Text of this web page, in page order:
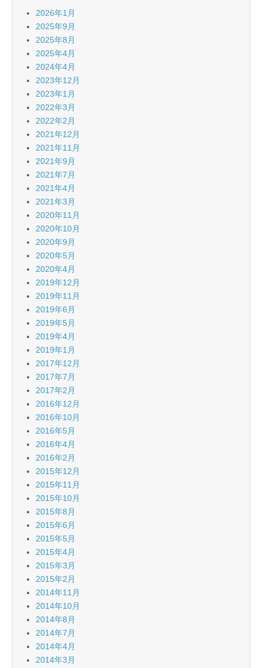
2026年1月
2025年9月
2025年8月
2025年4月
2024年4月
2023年12月
2023年1月
2022年3月
2022年2月
2021年12月
2021年11月
2021年9月
2021年7月
2021年4月
2021年3月
2020年11月
2020年10月
2020年9月
2020年5月
2020年4月
2019年12月
2019年11月
2019年6月
2019年5月
2019年4月
2019年1月
2017年12月
2017年7月
2017年2月
2016年12月
2016年10月
2016年5月
2016年4月
2016年2月
2015年12月
2015年11月
2015年10月
2015年8月
2015年6月
2015年5月
2015年4月
2015年3月
2015年2月
2014年11月
2014年10月
2014年8月
2014年7月
2014年4月
2014年3月